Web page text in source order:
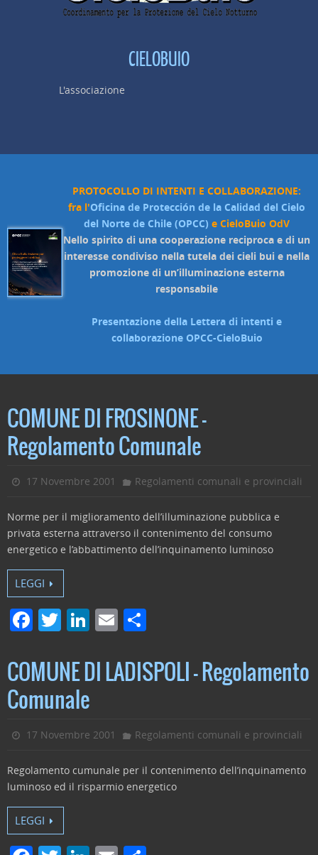
CIELOBUIO
L'associazione
PROTOCOLLO DI INTENTI E COLLABORAZIONE:
fra l'Oficina de Protección de la Calidad del Cielo
del Norte de Chile (OPCC) e CieloBuio OdV
Nello spirito di una cooperazione reciproca e di un
interesse condiviso nella tutela dei cieli bui e nella
promozione di un’illuminazione esterna
responsabile
Presentazione della Lettera di intenti e
collaborazione OPCC-CieloBuio
COMUNE DI FROSINONE –
Regolamento Comunale
17 Novembre 2001 Regolamenti comunali e provinciali
Norme per il miglioramento dell’illuminazione pubblica e
privata esterna attraverso il contenimento del consumo
energetico e l’abbattimento dell’inquinamento luminoso
LEGGI
F
c
e
b
o
k
T
itt
er
Li
k
e
n
E
ai
l
n
di
di
COMUNE DI LADISPOLI – Regolamento
Comunale
17 Novembre 2001 Regolamenti comunali e provinciali
Regolamento cumunale per il contenimento dell’inquinamento
luminoso ed il risparmio energetico
LEGGI